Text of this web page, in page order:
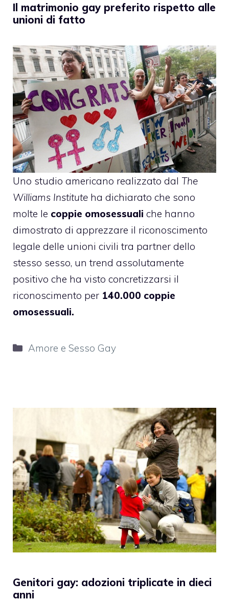
Il matrimonio gay preferito rispetto alle
unioni di fatto
Uno studio americano realizzato dal The
Williams Institute ha dichiarato che sono
molte le coppie omosessuali che hanno
dimostrato di apprezzare il riconoscimento
legale delle unioni civili tra partner dello
stesso sesso, un trend assolutamente
positivo che ha visto concretizzarsi il
riconoscimento per 140.000 coppie
omosessuali.
Categorie
Amore e Sesso Gay
Genitori gay: adozioni triplicate in dieci
anni